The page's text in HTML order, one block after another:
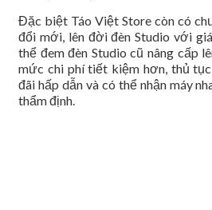
Đặc biệt Táo Việt Store còn có
đổi mới, lên đời đèn Studio với
thể đem đèn Studio cũ nâng cấp
mức chi phí tiết kiệm hơn, thủ
đãi hấp dẫn và có thể nhận máy
thẩm định.